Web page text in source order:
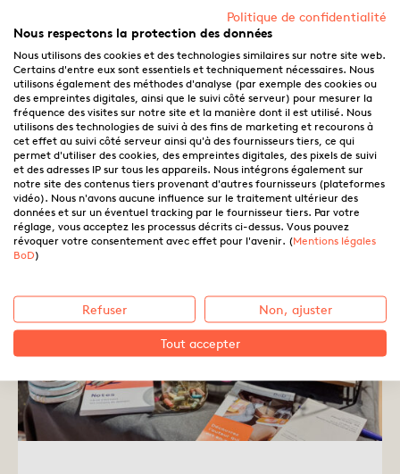
marque les esprits ? Découvrez 5
conseils concrets pour éviter les
personnages plats dans votre roman.
Anna Georgelin 26.05.2026
Écrire
Politique de confidentialité
Nous respectons la protection des données
Nous utilisons des cookies et des technologies similaires sur notre site web.
Certains d'entre eux sont essentiels et techniquement nécessaires. Nous
utilisons également des méthodes d'analyse (par exemple des cookies ou
des empreintes digitales, ainsi que le suivi côté serveur) pour mesurer la
fréquence des visites sur notre site et la manière dont il est utilisé. Nous
utilisons des technologies de suivi à des fins de marketing et recourons à
cet effet au suivi côté serveur ainsi qu'à des fournisseurs tiers, ce qui
permet d'utiliser des cookies, des empreintes digitales, des pixels de suivi
et des adresses IP sur tous les appareils. Nous intégrons également sur
notre site des contenus tiers provenant d'autres fournisseurs (plateformes
vidéo). Nous n'avons aucune influence sur le traitement ultérieur des
données et sur un éventuel tracking par le fournisseur tiers. Par votre
réglage, vous acceptez les processus décrits ci-dessus. Vous pouvez
révoquer votre consentement avec effet pour l'avenir. (Mentions légales
BoD)
Refuser Non, ajuster
Tout accepter